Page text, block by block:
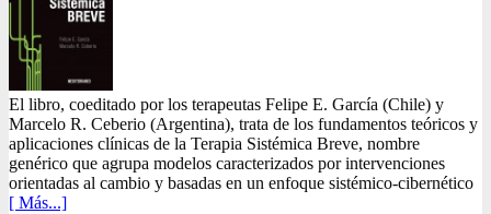
El libro, coeditado por los terapeutas Felipe E. García (Chile) y
Marcelo R. Ceberio (Argentina), trata de los fundamentos teóricos y
aplicaciones clínicas de la Terapia Sistémica Breve, nombre
genérico que agrupa modelos caracterizados por intervenciones
orientadas al cambio y basadas en un enfoque sistémico-cibernético
[ Más...]